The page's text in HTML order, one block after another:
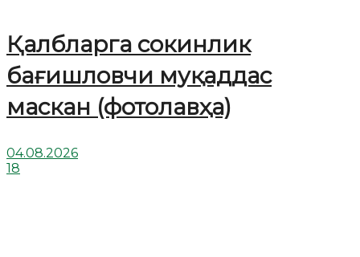
Қалбларга сокинлик
бағишловчи муқаддас
маскан (фотолавҳа)
04.08.2026
18